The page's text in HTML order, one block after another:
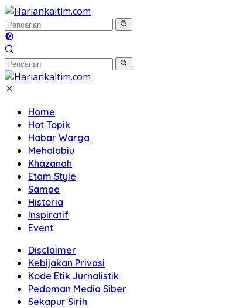
Langsung
ke
konten
Home
Hot Topik
Habar Warga
Mehalabiu
Khazanah
Etam Style
Sampe
Historia
Inspiratif
Event
Disclaimer
Kebijakan Privasi
Kode Etik Jurnalistik
Pedoman Media Siber
Sekapur Sirih